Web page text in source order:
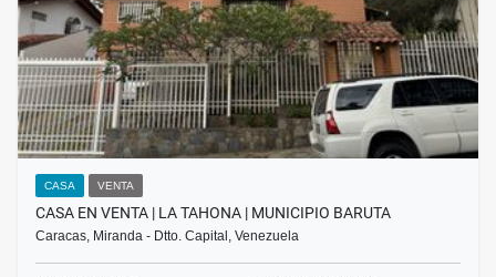
CASA VENTA
CASA EN VENTA | LA TAHONA | MUNICIPIO BARUTA
Caracas, Miranda - Dtto. Capital, Venezuela